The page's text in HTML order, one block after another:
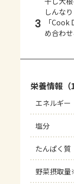
しんな
3
「
め合わせ
栄養情報（
エネルギー
塩分
たんぱく質
野菜摂取